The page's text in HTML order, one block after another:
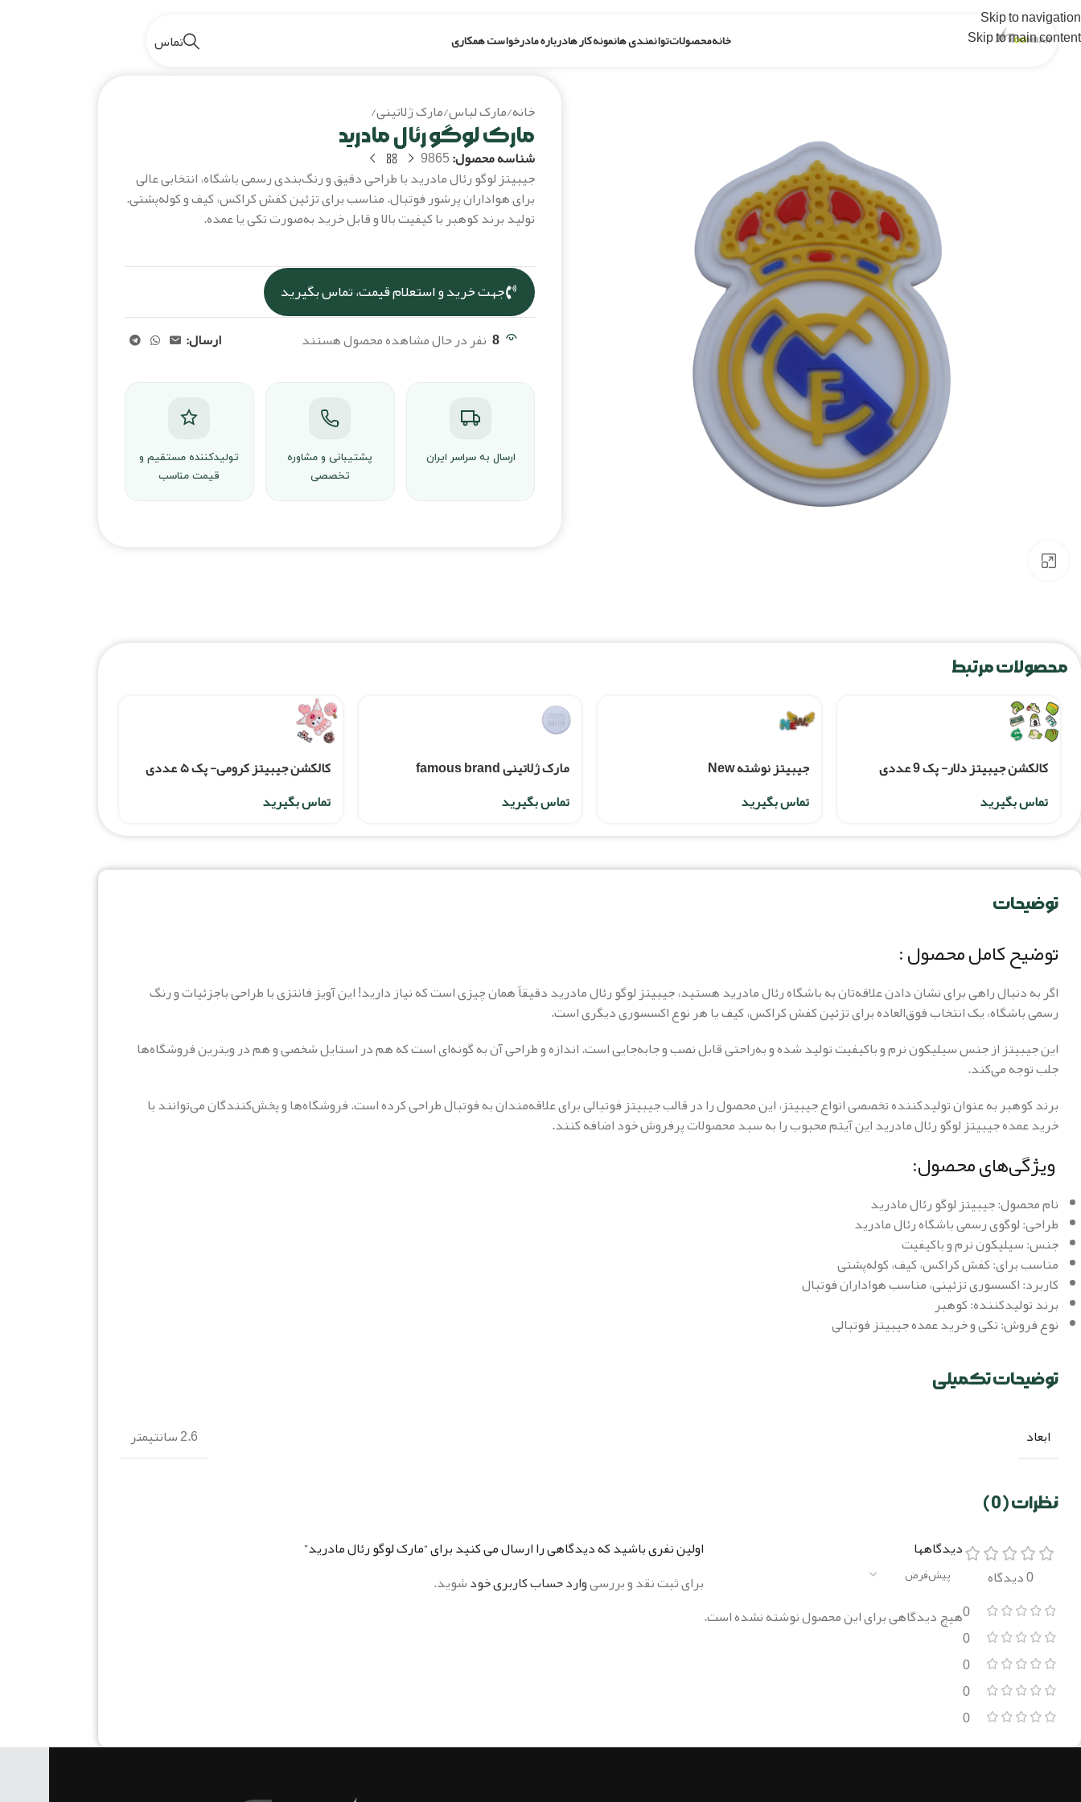
Skip to navigation
Skip to main content خانهمحصولاتتوانمندی هانمونه کار هادرباره مادرخواست همکاری تماس
خانه/مارک لباس/مارک ژلاتینی/
مارک لوگو رئال مادرید
شناسه محصول:9865
جیبیتز لوگو رئال مادرید با طراحی دقیق و رنگ‌بندی رسمی باشگاه، انتخابی عالی
برای هواداران پرشور فوتبال. مناسب برای تزئین کفش کراکس، کیف و کوله‌پشتی.
تولید برند کوهبر با کیفیت بالا و قابل خرید به‌صورت تکی یا عمده.
جهت خرید و استعلام قیمت، تماس بگیرید
8 نفر در حال مشاهده محصول هستند ارسال:
ارسال به سراسر ایران
پشتیبانی و مشاوره
تخصصی
تولیدکننده مستقیم و
قیمت مناسب
محصولات مرتبط
کالکشن جیبیتز دلار- پک 9 عددی
تماس بگیرید
جیبیتز نوشته New
تماس بگیرید
مارک ژلاتینی famous brand
تماس بگیرید
کالکشن جیبیتز کرومی- پک ۵ عددی
تماس بگیرید
توضیحات
توضیح کامل محصول :
اگر به دنبال راهی برای نشان دادن علاقه‌تان به باشگاه رئال مادرید هستید، جیبیتز لوگو رئال مادرید دقیقاً همان چیزی است که نیاز دارید! این آویز فانتزی با طراحی با‌جزئیات و رنگ
رسمی باشگاه، یک انتخاب فوق‌العاده برای تزئین کفش کراکس، کیف یا هر نوع اکسسوری دیگری است.
این جیبیتز از جنس سیلیکون نرم و باکیفیت تولید شده و به‌راحتی قابل نصب و جابه‌جایی است. اندازه و طراحی آن به گونه‌ای است که هم در استایل شخصی و هم در ویترین فروشگاه‌ها
جلب توجه می‌کند.
برند کوهبر به عنوان تولیدکننده تخصصی انواع جیبیتز، این محصول را در قالب جیبیتز فوتبالی برای علاقه‌مندان به فوتبال طراحی کرده است. فروشگاه‌ها و پخش‌کنندگان می‌توانند با
خرید عمده جیبیتز لوگو رئال مادرید این آیتم محبوب را به سبد محصولات پرفروش خود اضافه کنند.
ویژگی‌های محصول:
نام محصول: جیبیتز لوگو رئال مادرید
طراحی: لوگوی رسمی باشگاه رئال مادرید
جنس: سیلیکون نرم و باکیفیت
مناسب برای: کفش کراکس، کیف، کوله‌پشتی
کاربرد: اکسسوری تزئینی، مناسب هواداران فوتبال
برند تولیدکننده: کوهبر
نوع فروش: تکی و خرید عمده جیبیتز فوتبالی
توضیحات تکمیلی
ابعاد 2.6 سانتیمتر
نظرات (0)
0 دیدگاه
0
0
0
0
0
دیدگاهها
هیچ دیدگاهی برای این محصول نوشته نشده است.
اولین نفری باشید که دیدگاهی را ارسال می کنید برای “مارک لوگو رئال مادرید”
برای ثبت نقد و بررسیوارد حساب کاربری خودشوید.